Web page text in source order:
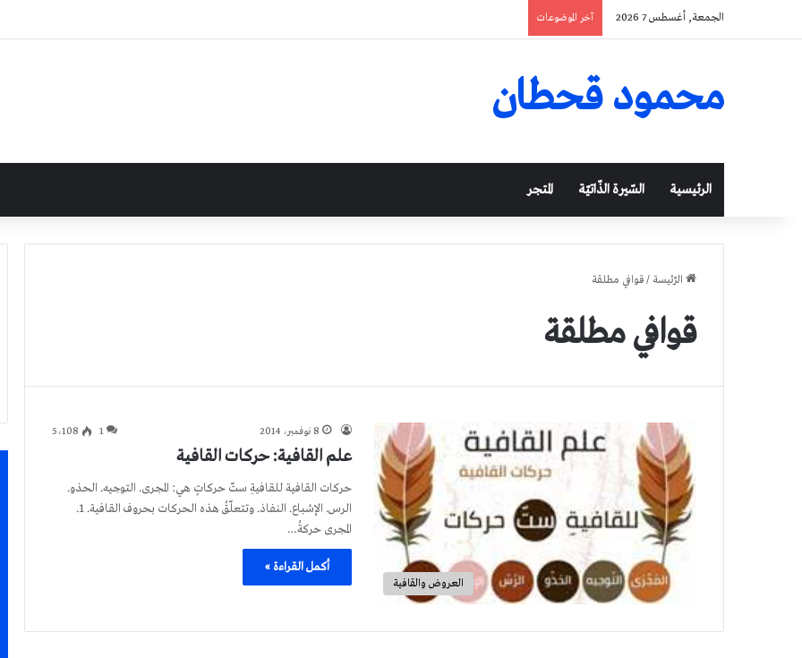
الجمعة, أغسطس 7 2026 آخر الموضوعات
محمود قحطان
الرئيسية السّيرة الذّاتيّة المتجر
الرّئيسة /قوافي مطلقة
قوافي مطلقة
العروض والقافية
8 نوفمبر، 2014 1 5٬108
علم القافية: حركات القافية
حركات القافية للقافيةِ ستّ حركاتٍ هي: المجرى. التوجيه. الحذو.
الرس. الإشباع. النفاذ. وتتعلّقُ هذه الحركات بحروف القافية. 1.
المجرى حركةُ…
أكمل القراءة »